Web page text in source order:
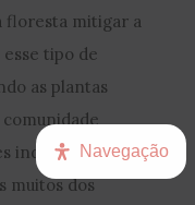
floresta mitigar a
tipo de
as plantas
individuais ou em
muitos dos
Navegação